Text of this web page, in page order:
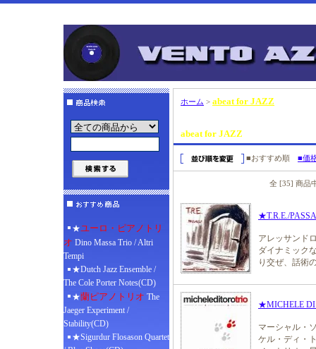
★ユーロ・ピアノトリ
オ Dino Massa Trio / Altri
Tempi
★Dutch Jazz Ensemble /
The Cole Porter Notes(CD)
★蘭ピアノトリオ The
Jaeger Experiment /
Stability(CD)
★Sigurdur Flosason Quartet
ホーム > abeat for JAZZ
abeat for JAZZ
■おすすめ順 ■価
全 [35] 商品
★T.R.E./
アレッサンド
ダイナミック
り交ぜ、話術
★MICHELE DI
マーシャル・
ケル・ディ・